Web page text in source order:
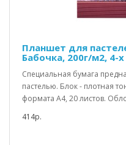
Планшет для
Бабочка, 200г/м2, 4-
Специальная бумага
пастелью. Блок - плотная
формата А4, 20 листов.
414р.